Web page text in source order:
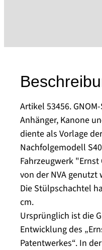
Artikel 53456.
Anhänger, Kanone
diente als Vorlage
Nachfolgemodell
Fahrzeugwerk
von der NVA genutzt
Die Stülpschachtel
cm.
Ursprünglich ist die
Entwicklung des
Patentwerkes“. In